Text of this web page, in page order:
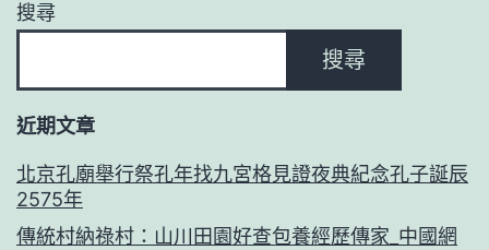
搜尋
搜尋
近期文章
北京孔廟舉行祭孔年找九宮格見證夜典紀念孔子誕辰
2575年
傳統村納祿村：山川田園好查包養經歷傳家_中國網